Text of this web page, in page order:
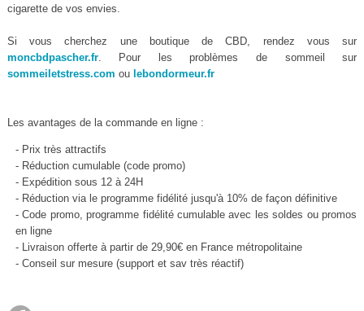
cigarette de vos envies.
Si vous cherchez une boutique de CBD, rendez vous sur
moncbdpascher.fr. Pour les problèmes de sommeil sur
sommeiletstress.com ou lebondormeur.fr
Les avantages de la commande en ligne :
- Prix très attractifs
- Réduction cumulable (code promo)
- Expédition sous 12 à 24H
- Réduction via le programme fidélité jusqu'à 10% de façon définitive
- Code promo, programme fidélité cumulable avec les soldes ou promos
en ligne
- Livraison offerte à partir de 29,90€ en France métropolitaine
- Conseil sur mesure (support et sav très réactif)